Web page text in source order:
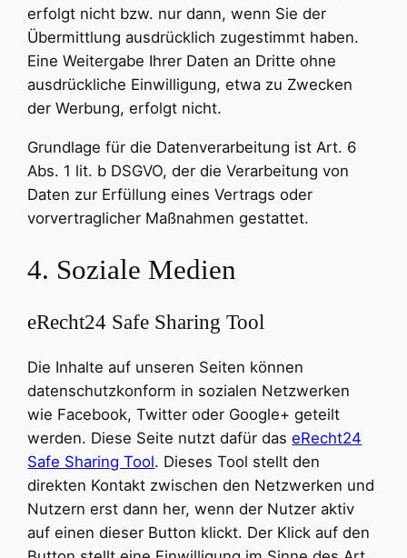
erfolgt nicht bzw. nur dann, wenn Sie der
Übermittlung ausdrücklich zugestimmt haben.
Eine Weitergabe Ihrer Daten an Dritte ohne
ausdrückliche Einwilligung, etwa zu Zwecken
der Werbung, erfolgt nicht.
Grundlage für die Datenverarbeitung ist Art. 6
Abs. 1 lit. b DSGVO, der die Verarbeitung von
Daten zur Erfüllung eines Vertrags oder
vorvertraglicher Maßnahmen gestattet.
4. Soziale Medien
eRecht24 Safe Sharing Tool
Die Inhalte auf unseren Seiten können
datenschutzkonform in sozialen Netzwerken
wie Facebook, Twitter oder Google+ geteilt
werden. Diese Seite nutzt dafür daseRecht24
Safe Sharing Tool. Dieses Tool stellt den
direkten Kontakt zwischen den Netzwerken und
Nutzern erst dann her, wenn der Nutzer aktiv
auf einen dieser Button klickt. Der Klick auf den